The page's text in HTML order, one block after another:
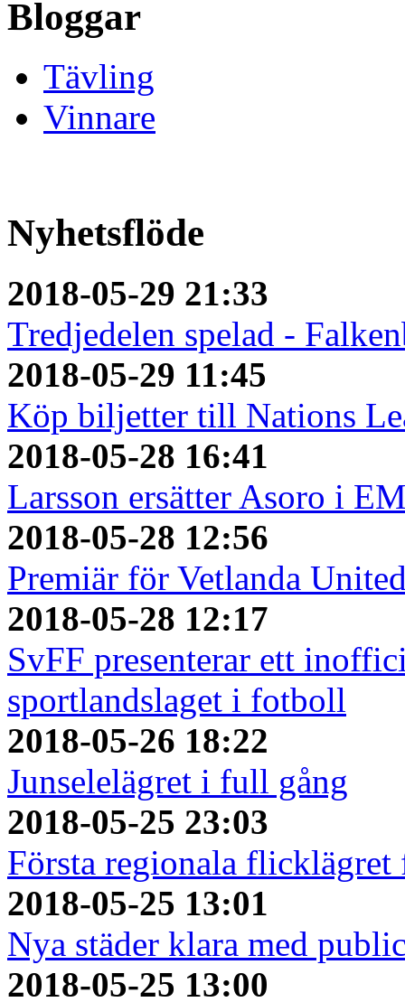
Bloggar
Tävling
Vinnare
Nyhetsflöde
2018-05-29 21:33
Tredjedelen spelad -
2018-05-29 11:45
Köp biljetter till Nations
2018-05-28 16:41
Larsson ersätter Asoro i
2018-05-28 12:56
Premiär för Vetlanda
2018-05-28 12:17
SvFF presenterar ett
sportlandslaget i fotboll
2018-05-26 18:22
Junselelägret i full gång
2018-05-25 23:03
Första regionala
2018-05-25 13:01
Nya städer klara med
2018-05-25 13:00